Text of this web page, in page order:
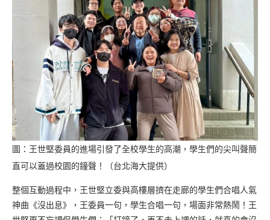
圖：王世堅委員的進場引發了全校學生的高潮，學生們的尖叫聲簡
直可以蓋過校園的鐘聲！（台北海大提供）
整個互動過程中，王世堅立委與高樓層擠在走廊的學生們合唱人氣
神曲《沒出息》，王委員一句，學生合唱一句，場面非常熱鬧！王